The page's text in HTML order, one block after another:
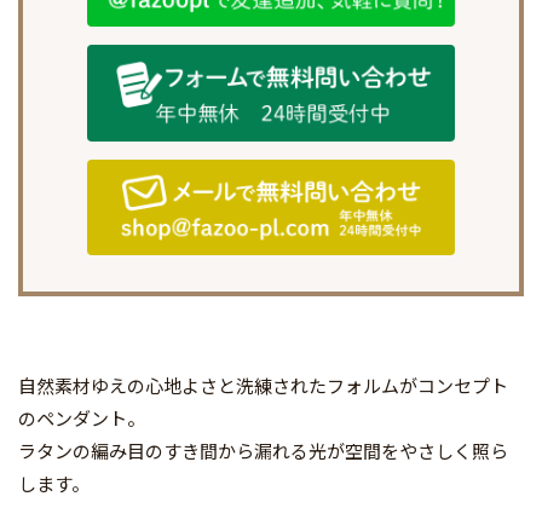
自然素材ゆえの心地よさと洗練されたフォルムがコンセプト
のペンダント。
ラタンの編み目のすき間から漏れる光が空間をやさしく照ら
します。